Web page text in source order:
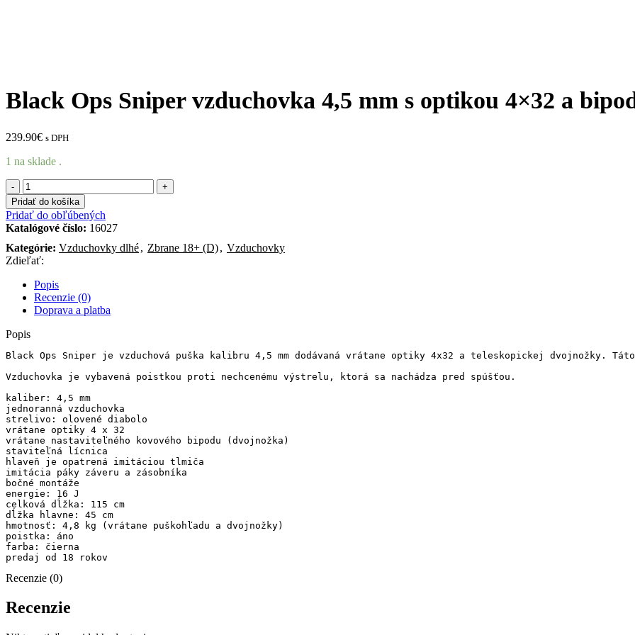
Black Ops Sniper vzduchovka 4,5 mm s optikou 4×32 a
239.90€ s DPH
1 na sklade .
množstvo
Black
Ops
Sniper
vzduchovka
4,5
mm
optikou
4×32
a
Pridať do košíka
Pridať do obľúbených
Katalógové číslo: 16027
Kategórie: Vzduchovky dlhé, Zbrane 18+ (D), Vzduchovky
Zdieľať:
Popis
Recenzie (0)
Doprava a platba
Popis
Black Ops Sniper je vzduchová puška kalibru 4,5 mm dodávaná vrátane optiky 4x32 a teleskopickej dvojnožky.
Vzduchovka je vybavená poistkou proti nechcenému výstrelu, ktorá sa nachádza pred spúšťou.
kaliber: 4,5 mm
jednoranná vzduchovka
strelivo: olovené diabolo
vrátane optiky 4 x 32
vrátane nastaviteľného kovového bipodu (dvojnožka)
staviteľná lícnica
hlaveň je opatrená imitáciou tlmiča
imitácia páky záveru a zásobníka
bočné montáže
energie: 16 J
celková dĺžka: 115 cm
dĺžka hlavne: 45 cm
hmotnosť: 4,8 kg (vrátane puškohľadu a dvojnožky)
poistka: áno
farba: čierna
predaj od 18 rokov
Recenzie (0)
Recenzie